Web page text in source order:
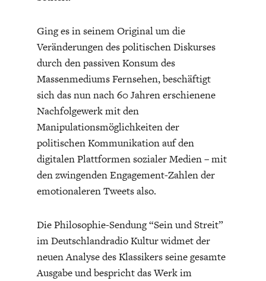
UNGLEICHHEIT UND
MACHT
EUROPA
Ging es in seinem Original um die
Veränderungen des politischen Diskurses
durch den passiven Konsum des
Massenmediums Fernsehen, beschäftigt
sich das nun nach 60 Jahren erschienene
Nachfolgewerk mit den
Manipulationsmöglichkeiten der
politischen Kommunikation auf den
digitalen Plattformen sozialer Medien – mit
den zwingenden Engagement-Zahlen der
emotionaleren Tweets also.
Die Philosophie-Sendung “Sein und Streit”
im Deutschlandradio Kultur widmet der
neuen Analyse des Klassikers seine gesamte
Ausgabe und bespricht das Werk im